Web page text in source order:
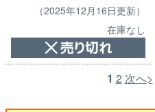
1 2 次へ>
（2025年12月16日更新）
在庫なし